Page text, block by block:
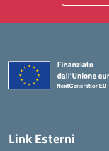
Link Esterni